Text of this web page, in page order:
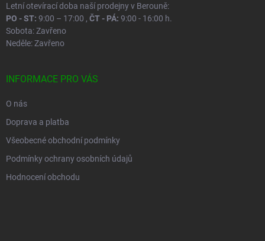
Letní otevírací doba naší prodejny v Berouně:
PO - ST: 9:00 – 17:00 , ČT - PÁ: 9:00 - 16:00 h.
Sobota: Zavřeno
Neděle: Zavřeno
INFORMACE PRO VÁS
O nás
Doprava a platba
Všeobecné obchodní podmínky
Podmínky ochrany osobních údajů
Hodnocení obchodu